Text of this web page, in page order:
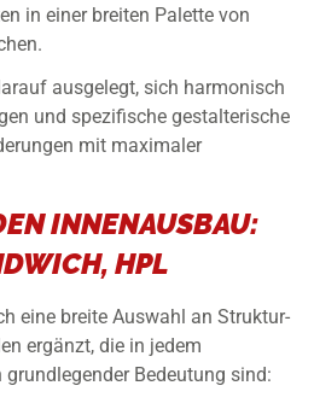
in einer breiten Palette von
ausgelegt, sich harmonisch
und spezifische gestalterische
mit maximaler
INNENAUSBAU:
HPL
eine breite Auswahl an Struktur-
ergänzt, die in jedem
grundlegender Bedeutung sind: